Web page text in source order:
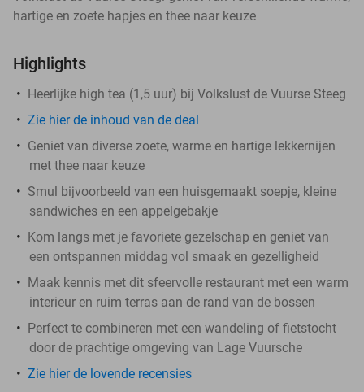
hartige en zoete hapjes en thee naar keuze
Highlights
Heerlijke high tea (1,5 uur) bij Volkslust de Vuurse Steeg
Zie hier de inhoud van de deal
Geniet van diverse zoete, warme en hartige lekkernijen
met thee naar keuze
Smul bijvoorbeeld van een huisgemaakt soepje, kleine
sandwiches en een appelgebakje
Kom langs met je favoriete gezelschap en geniet van
een ontspannen middag vol smaak en gezelligheid
Maak kennis met dit sfeervolle restaurant met een warm
interieur en ruim terras aan de rand van de bossen
Perfect te combineren met een wandeling of fietstocht
door de prachtige omgeving van Lage Vuursche
Zie hier de lovende recensies